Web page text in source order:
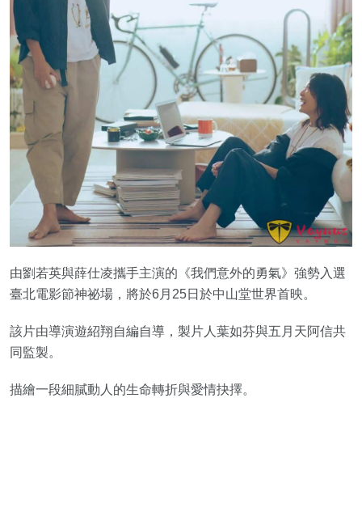
由劉若英與薛仕凌攜手主演的《我們意外的勇氣》強勢入選
臺北電影節神祕場，將於6月25日於中山堂世界首映。
該片由導演遊紹翔自編自導，製片人葉如芬與五月天阿信共
同監製。
描繪一段細膩動人的生命轉折與愛情抉擇。